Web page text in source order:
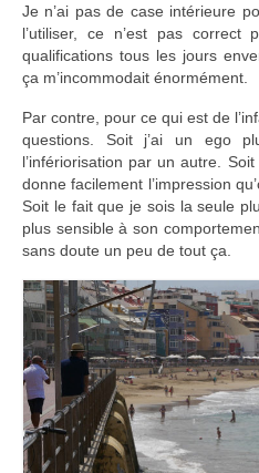
Je n’ai pas de case intérieure
l’utiliser, ce n’est pas correct
qualifications tous les jours
ça m’incommodait énormément.
Par contre, pour ce qui est de
questions. Soit j’ai un ego
l’infériorisation par un autre.
donne facilement l’impression
Soit le fait que je sois la seule
plus sensible à son
sans doute un peu de tout ça.